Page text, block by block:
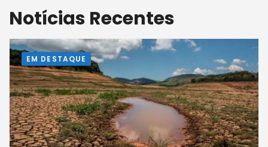
Notícias Recentes
EM DESTAQUE